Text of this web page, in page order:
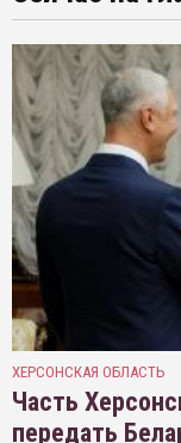
ХЕРСОНСКАЯ ОБЛАСТЬ
Часть
передать